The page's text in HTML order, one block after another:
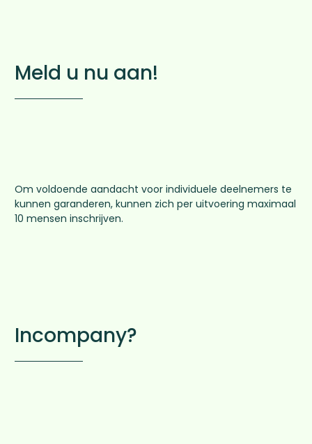
Meld u nu aan!
Om voldoende aandacht voor individuele deelnemers te
kunnen garanderen, kunnen zich per uitvoering maximaal
10 mensen inschrijven.
Incompany?